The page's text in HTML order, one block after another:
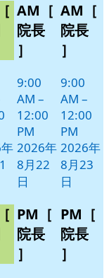
イ
ベ
ト)
月
22
日
イ
ベ
ト)
AM［
院長
］
9:00
AM –
12:00
PM
2026年
8月22
日
PM［
院長
］
月
23
日
イ
AM［
院長
］
9:00
AM –
12:00
PM
2026年
8月23
日
PM［
院長
］